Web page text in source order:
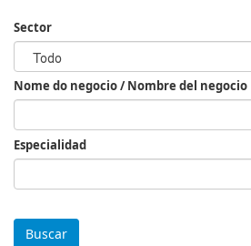
Sector
Todo
Sector
Nome do negocio / Nombre del negocio
Especialidad